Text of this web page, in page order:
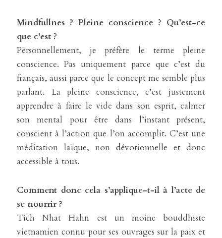
Mindfullnes ? Pleine conscience ? Qu’est-ce
que c’est ?
Personnellement, je préfère le terme pleine
conscience. Pas uniquement parce que c’est du
français, aussi parce que le concept me semble plus
parlant. La pleine conscience, c’est justement
apprendre à faire le vide dans son esprit, calmer
son mental pour être dans l’instant présent,
conscient à l’action que l’on accomplit. C’est une
méditation laïque, non dévotionnelle et donc
accessible à tous.
Comment donc cela s’applique-t-il à l’acte de
se nourrir ?
Tich Nhat Hahn est un moine bouddhiste
vietnamien connu pour ses ouvrages sur la paix et